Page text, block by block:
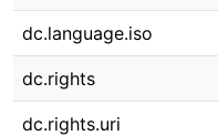
dc.language.iso
dc.rights
dc.rights.uri